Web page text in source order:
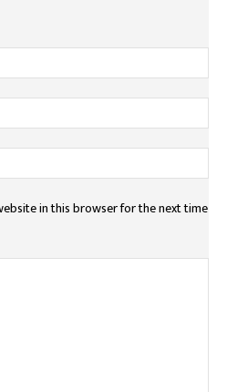
in this browser for the next time